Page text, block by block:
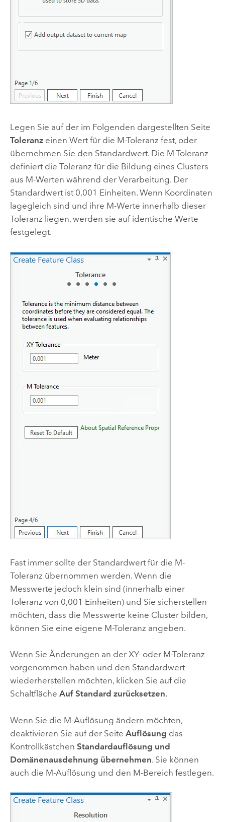
Legen Sie auf der im Folgenden dargestellten Seite
Toleranzeinen Wert für die M-Toleranz fest, oder
übernehmen Sie den Standardwert. Die M-Toleranz
definiert die Toleranz für die Bildung eines Clusters
aus M-Werten während der Verarbeitung. Der
Standardwert ist 0,001 Einheiten. Wenn Koordinaten
lagegleich sind und ihre M-Werte innerhalb dieser
Toleranz liegen, werden sie auf identische Werte
festgelegt.
Fast immer sollte der Standardwert für die M-
Toleranz übernommen werden. Wenn die
Messwerte jedoch klein sind (innerhalb einer
Toleranz von 0,001 Einheiten) und Sie sicherstellen
möchten, dass die Messwerte keine Cluster bilden,
können Sie eine eigene M-Toleranz angeben.
Wenn Sie Änderungen an der XY- oder M-Toleranz
vorgenommen haben und den Standardwert
wiederherstellen möchten, klicken Sie auf die
Schaltfläche Auf Standard zurücksetzen.
Wenn Sie die M-Auflösung ändern möchten,
deaktivieren Sie auf der Seite Auflösung das
Kontrollkästchen Standardauflösung und
Domänenausdehnung übernehmen. Sie können
auch die M-Auflösung und den M-Bereich festlegen.